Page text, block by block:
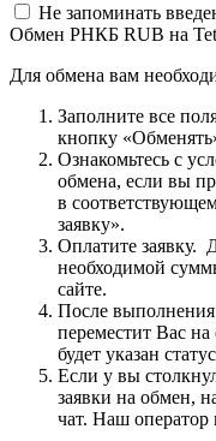
Не запоминать
Обмен РНКБ RUB на
Для обмена вам
Заполните все
кнопку
Ознакомьтесь с
обмена, если вы
в
заявку».
Оплатите заявку.
необходимой
сайте.
После выполнения
переместит Вас на
будет указан
Если у вы
заявки на обмен,
чат. Наш